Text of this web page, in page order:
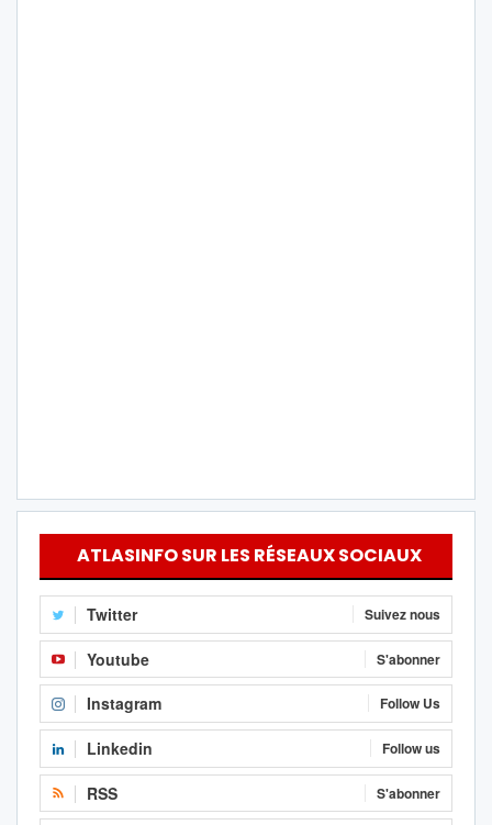
ATLASINFO SUR LES RÉSEAUX SOCIAUX
Twitter Suivez nous
Youtube S'abonner
Instagram Follow Us
Linkedin Follow us
RSS S'abonner